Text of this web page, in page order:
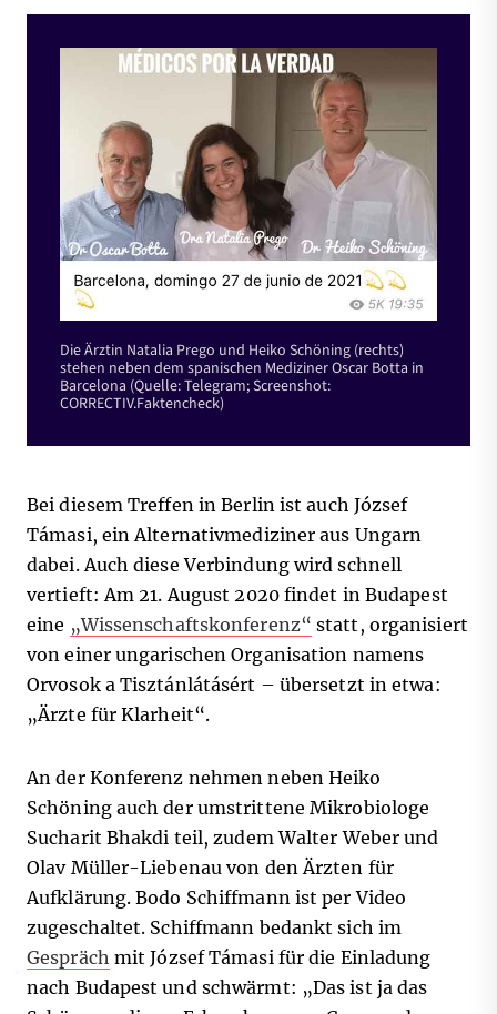
Die Ärztin Natalia Prego und Heiko Schöning (rechts)
stehen neben dem spanischen Mediziner Oscar Botta in
Barcelona (Quelle: Telegram; Screenshot:
CORRECTIV.Faktencheck)
Bei diesem Treffen in Berlin ist auch József
Támasi, ein Alternativmediziner aus Ungarn
dabei. Auch diese Verbindung wird schnell
vertieft: Am 21. August 2020 findet in Budapest
eine „Wissenschaftskonferenz“ statt, organisiert
von einer ungarischen Organisation namens
Orvosok a Tisztánlátásért – übersetzt in etwa:
„Ärzte für Klarheit“.
An der Konferenz nehmen neben Heiko
Schöning auch der umstrittene Mikrobiologe
Sucharit Bhakdi teil, zudem Walter Weber und
Olav Müller-Liebenau von den Ärzten für
Aufklärung. Bodo Schiffmann ist per Video
zugeschaltet. Schiffmann bedankt sich im
Gespräch mit József Támasi für die Einladung
nach Budapest und schwärmt: „Das ist ja das